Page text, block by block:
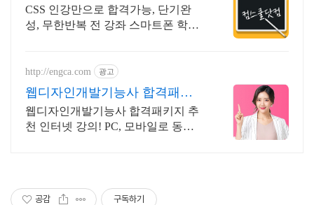
제시 기프티콘!
CSS 인강만으로 합격가능, 단기완
성, 무한반복 전 강좌 스마트폰 학습
http://engca.com 광고
웹디자인개발기능사 합격패키
지 PC/스마트폰 동영상강의
웹디자인개발기능사 합격패키지 추
천 인터넷 강의! PC, 모바일로 동시
공감 구독하기